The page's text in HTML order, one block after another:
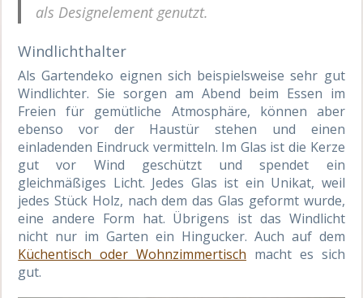
als Designelement genutzt.
Windlichthalter
Als Gartendeko eignen sich beispielsweise sehr gut
Windlichter. Sie sorgen am Abend beim Essen im
Freien für gemütliche Atmosphäre, können aber
ebenso vor der Haustür stehen und einen
einladenden Eindruck vermitteln. Im Glas ist die Kerze
gut vor Wind geschützt und spendet ein
gleichmäßiges Licht. Jedes Glas ist ein Unikat, weil
jedes Stück Holz, nach dem das Glas geformt wurde,
eine andere Form hat. Übrigens ist das Windlicht
nicht nur im Garten ein Hingucker. Auch auf dem
Küchentisch oder Wohnzimmertisch macht es sich
gut.